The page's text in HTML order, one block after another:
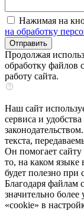
Нажимая на
на обработку
Продолжая
обработку файлов
работу сайта.
Наш сайт
сервиса и
текста,
Он помогает
то, на каком языке
будет полезно
Благодаря файлам
значительно
«cookie» в